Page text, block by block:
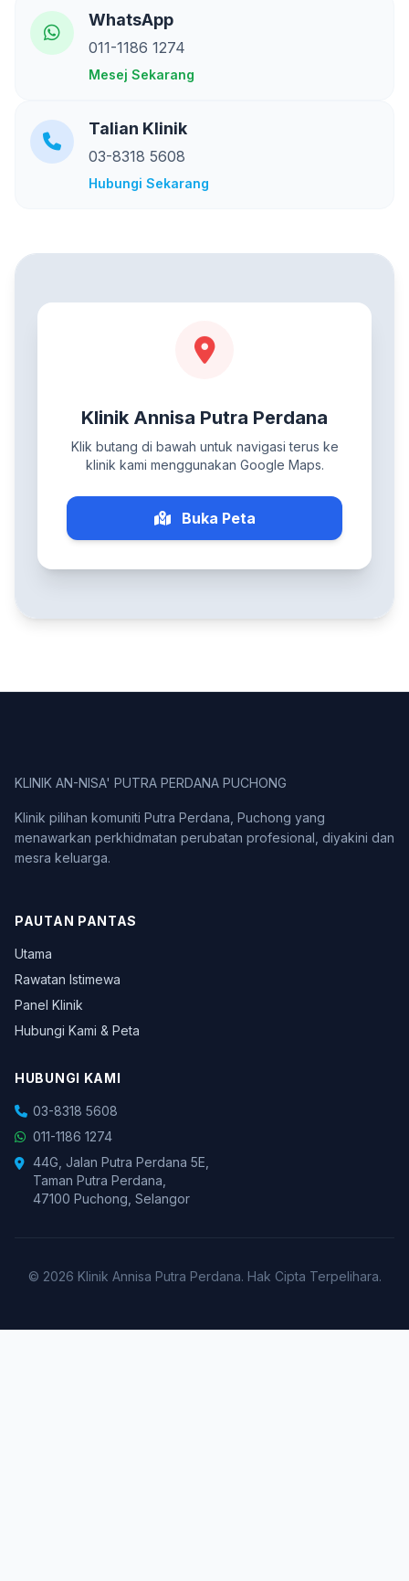
WhatsApp
011-1186 1274
Mesej Sekarang
Talian Klinik
03-8318 5608
Hubungi Sekarang
Klinik Annisa Putra Perdana
Klik butang di bawah untuk navigasi terus ke
klinik kami menggunakan Google Maps.
Buka Peta
KLINIK AN-NISA' PUTRA PERDANA PUCHONG
Klinik pilihan komuniti Putra Perdana, Puchong yang
menawarkan perkhidmatan perubatan profesional, diyakini dan
mesra keluarga.
PAUTAN PANTAS
Utama
Rawatan Istimewa
Panel Klinik
Hubungi Kami & Peta
HUBUNGI KAMI
03-8318 5608
011-1186 1274
44G, Jalan Putra Perdana 5E,
Taman Putra Perdana,
47100 Puchong, Selangor
© 2026 Klinik Annisa Putra Perdana. Hak Cipta Terpelihara.